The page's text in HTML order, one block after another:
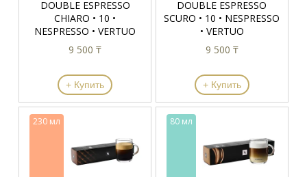
DOUBLE ESPRESSO
CHIARO • 10 •
NESPRESSO • VERTUO
9 500 ₸
+ Купить
DOUBLE ESPRESSO
SCURO • 10 • NESPRESSO
• VERTUO
9 500 ₸
+ Купить
230 мл 80 мл